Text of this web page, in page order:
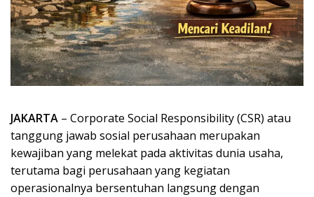
JAKARTA – Corporate Social Responsibility (CSR) atau
tanggung jawab sosial perusahaan merupakan
kewajiban yang melekat pada aktivitas dunia usaha,
terutama bagi perusahaan yang kegiatan
operasionalnya bersentuhan langsung dengan